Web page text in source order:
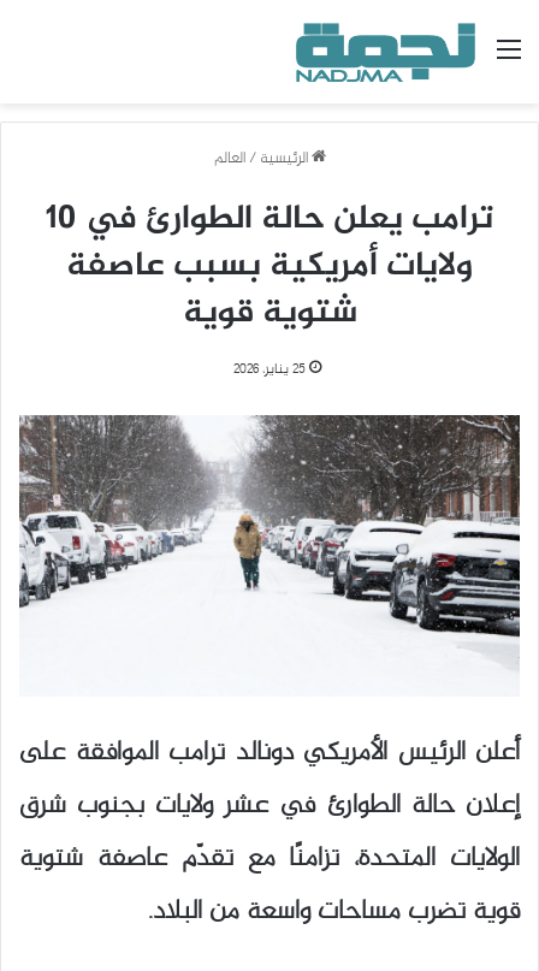
القائمة
الرئيسية / العالم
ترامب يعلن حالة الطوارئ في 10
ولايات أمريكية بسبب عاصفة
شتوية قوية
25 يناير، 2026
أعلن الرئيس الأمريكي دونالد ترامب الموافقة على
إعلان حالة الطوارئ في عشر ولايات بجنوب شرق
الولايات المتحدة، تزامنًا مع تقدّم عاصفة شتوية
قوية تضرب مساحات واسعة من البلاد.